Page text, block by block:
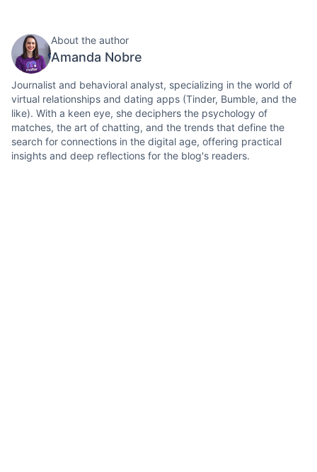
About the author
Amanda Nobre
Journalist and behavioral analyst, specializing in the world of
virtual relationships and dating apps (Tinder, Bumble, and the
like). With a keen eye, she deciphers the psychology of
matches, the art of chatting, and the trends that define the
search for connections in the digital age, offering practical
insights and deep reflections for the blog's readers.